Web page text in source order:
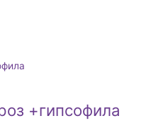
+гипсофила